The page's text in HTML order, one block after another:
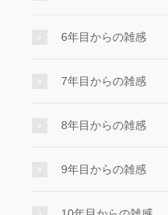
6年目からの雑感
7年目からの雑感
8年目からの雑感
9年目からの雑感